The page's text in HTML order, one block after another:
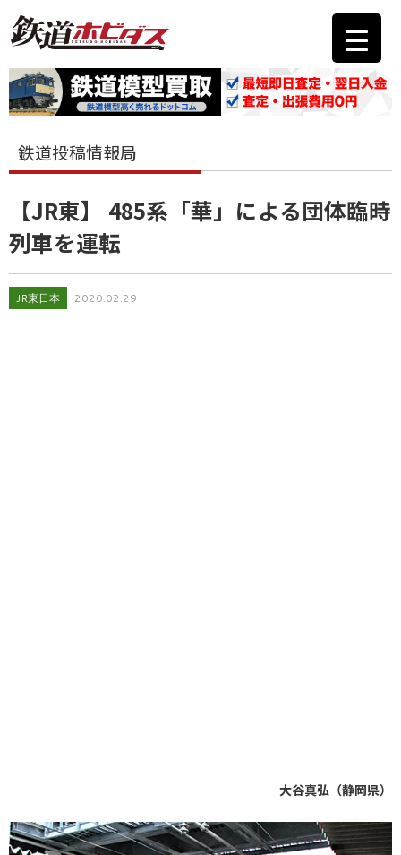
鉄道投稿情報局
【JR東】 485系「華」による団体臨時
列車を運転
JR東日本 2020.02.29
大谷真弘（静岡県）